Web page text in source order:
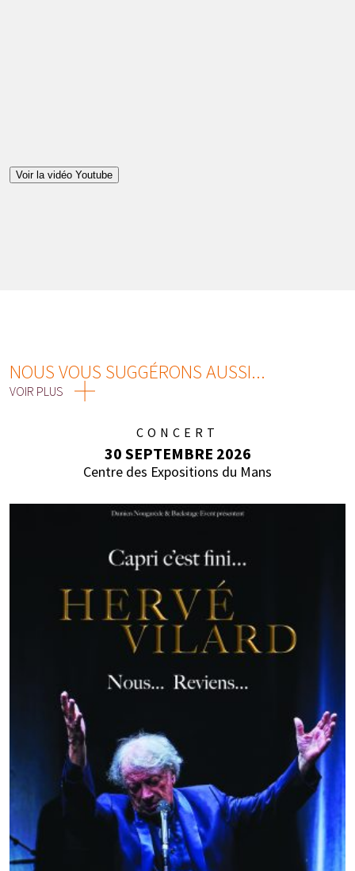
Voir la vidéo Youtube
NOUS VOUS SUGGÉRONS AUSSI...
VOIR PLUS
CONCERT
30 SEPTEMBRE 2026
Centre des Expositions du Mans